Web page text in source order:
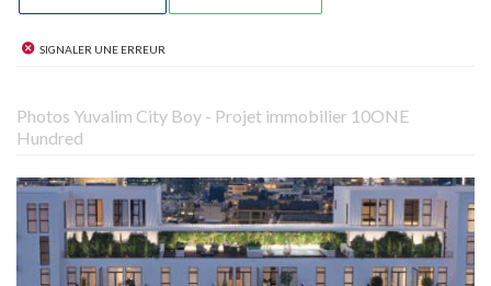
Signaler une erreur
Photos Yuvalim City Boy - Projet immobilier 10ONE
Hundred